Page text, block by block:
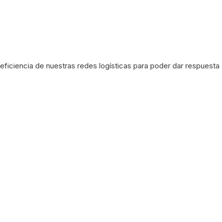
eficiencia de nuestras redes logísticas para poder dar respuesta